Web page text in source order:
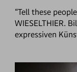
“Tell these
WIESELTHIER.
expressiven